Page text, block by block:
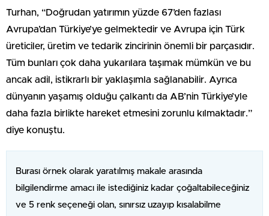
Turhan, “Doğrudan yatırımın yüzde 67’den fazlası
Avrupa’dan Türkiye’ye gelmektedir ve Avrupa için Türk
üreticiler, üretim ve tedarik zincirinin önemli bir parçasıdır.
Tüm bunları çok daha yukarılara taşımak mümkün ve bu
ancak adil, istikrarlı bir yaklaşımla sağlanabilir. Ayrıca
dünyanın yaşamış olduğu çalkantı da AB’nin Türkiye’yle
daha fazla birlikte hareket etmesini zorunlu kılmaktadır.”
diye konuştu.
Burası örnek olarak yaratılmış makale arasında
bilgilendirme amacı ile istediğiniz kadar çoğaltabileceğiniz
ve 5 renk seçeneği olan, sınırsız uzayıp kısalabilme